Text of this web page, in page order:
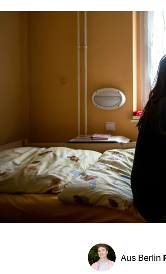
shop
fragen & hilfe
unterstützen
abo
genossenschaft
Aus Berlin